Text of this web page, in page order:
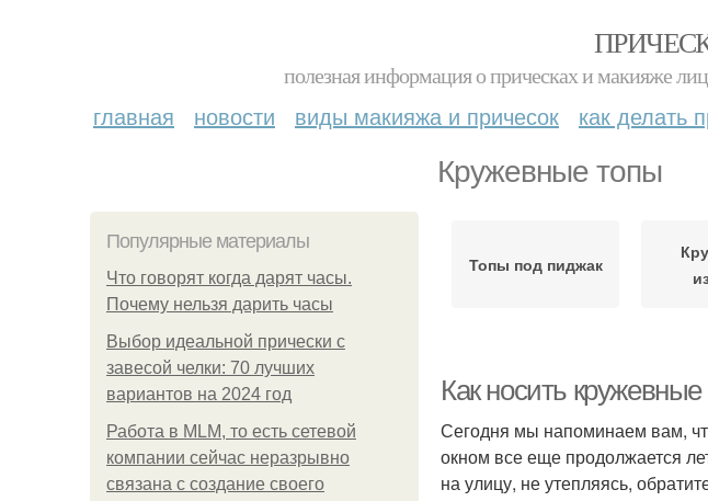
полезная информация о прическах и макияже
главная новости виды макияжа и причесок как делать
Кружевные топы
Популярные материалы
Что говорят когда дарят часы.
Почему нельзя дарить часы
Выбор идеальной прически с
завесой челки: 70 лучших
вариантов на 2024 год
Работа в MLM, то есть сетевой
компании сейчас неразрывно
связана с создание своего
Топы под пиджак
Как носить
Сегодня мы напоминаем вам,
окном все еще продолжается
на улицу, не утепляясь,